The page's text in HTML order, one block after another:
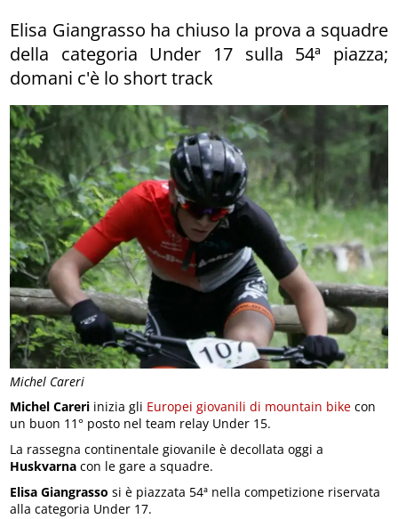
Michel Careri
Elisa Giangrasso ha chiuso la prova a squadre
della categoria Under 17 sulla 54ª piazza;
domani c'è lo short track
Michel Careri inizia gli Europei giovanili di mountain bike con
un buon 11° posto nel team relay Under 15.
La rassegna continentale giovanile è decollata oggi a
Huskvarna con le gare a squadre.
Elisa Giangrasso si è piazzata 54ª nella competizione riservata
alla categoria Under 17.